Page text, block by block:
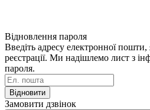
Відновлення пароля
Введіть адресу електронної
реєстрації. Ми надішлемо лист з
пароля.
Відновити
Замовити дзвінок